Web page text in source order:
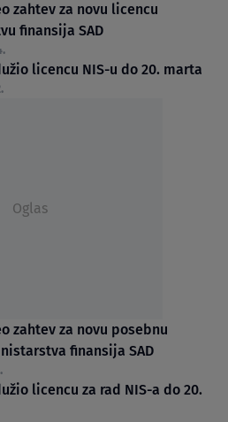
zahtev za novu licencu
finansija SAD
licencu NIS-u do 20. marta
Oglas
zahtev za novu posebnu
finansija SAD
licencu za rad NIS-a do 20.